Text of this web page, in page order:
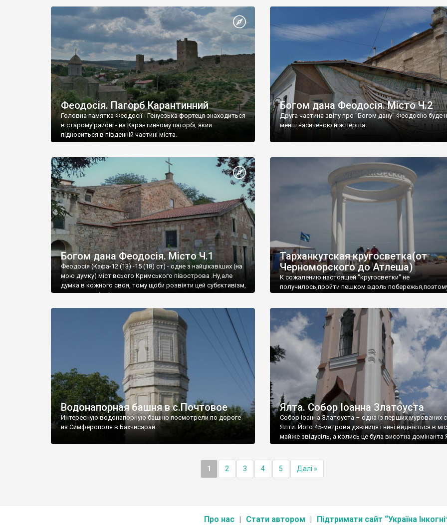
Феодосія. Пагорб Карантинний
Головна памятка Феодосії - Генуезька фортеця знаходиться
в старому районі - на Карантинному пагорбі, який
підноситься в південній частині міста.
Богом дана Феодосія. Місто Ч.2
Друга частина звіту про "Богом дану" Феодосію буде
менш насиченою ніж перша.
Богом дана Феодосія. Місто Ч.1
Феодосія (Кафа-12 (13) -15 (18) ст) - одне з найцікавіших (на
мою думку) міст всього Кримського півострова .Ну,але
думка в кожного своя, тому щоби розвіяти цей субєктивізм,
запрошую відвідати це
Тарханкутская кругосветка(от
Черноморского до Атлеша)
К сожалению настоящей "кругосветки" не
получилось,пройти пешком вдоль
Водонапорная башня в с.Почтовое
Интересную водонапорную башню посмотрели по дороге
из Симферополя в Бахчисарай.
Ялта. Собор Іоанна Златоуста
Собор Іоанна Златоуста – одна із перших мурованих
Ялти. Його 45-метрова дзвіниця і нині видніється в
майже звідусіль, а колись це була висотна домінанта
1 2 3 4 5 Далі »
Про нас Стати автором Підтримати сайт “Україна